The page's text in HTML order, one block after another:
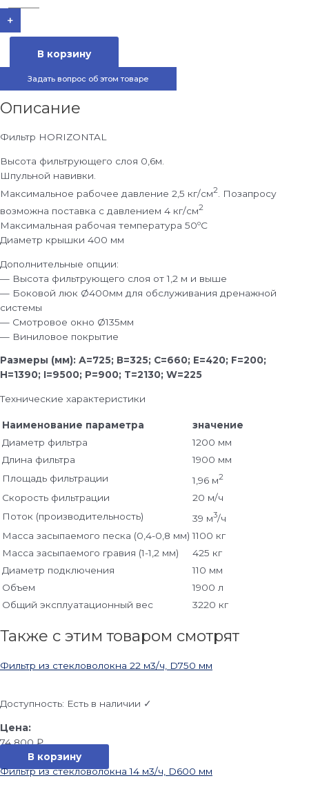
+
В корзину
Задать вопрос об этом товаре
Описание
Фильтр HORIZONTAL
Высота фильтрующего слоя 0,6м.
Шпульной навивки.
Максимальное рабочее давление 2,5 кг/см2 . Позапросу
возможна поставка с давлением 4 кг/см2
Максимальная рабочая температура 50ºС
Диаметр крышки 400 мм
Дополнительные опции:
— Высота фильтрующего слоя от 1,2 м и выше
— Боковой люк Ø400мм для обслуживания дренажной
системы
— Смотровое окно Ø135мм
— Виниловое покрытие
Размеры (мм): А=725; В=325; С=660; Е=420; F=200;
H=1390; I=9500; P=900; T=2130; W=225
Технические характеристики
Наименование параметра
значение
Диаметр фильтра
1200 мм
Длина фильтра
1900 мм
Площадь фильтрации
1,96 м2
Скорость фильтрации
20 м/ч
Поток (производительность)
39 м3/ч
Масса засыпаемого песка (0,4-0,8 мм) 1100 кг
Масса засыпаемого гравия (1-1,2 мм)
425 кг
Диаметр подключения
110 мм
Объем
1900 л
Общий эксплуатационный вес
3220 кг
Также с этим товаром смотрят
Фильтр из стекловолокна 22 м3/ч, D750 мм
Доступность: Есть в наличии ✓
74 800₽
В корзину
Фильтр из стекловолокна 14 м3/ч, D600 мм